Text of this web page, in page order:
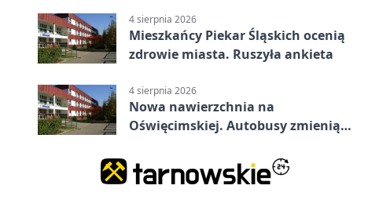
4 sierpnia 2026
Mieszkańcy Piekar Śląskich ocenią
zdrowie miasta. Ruszyła ankieta
4 sierpnia 2026
Nowa nawierzchnia na
Oświęcimskiej. Autobusy zmienią